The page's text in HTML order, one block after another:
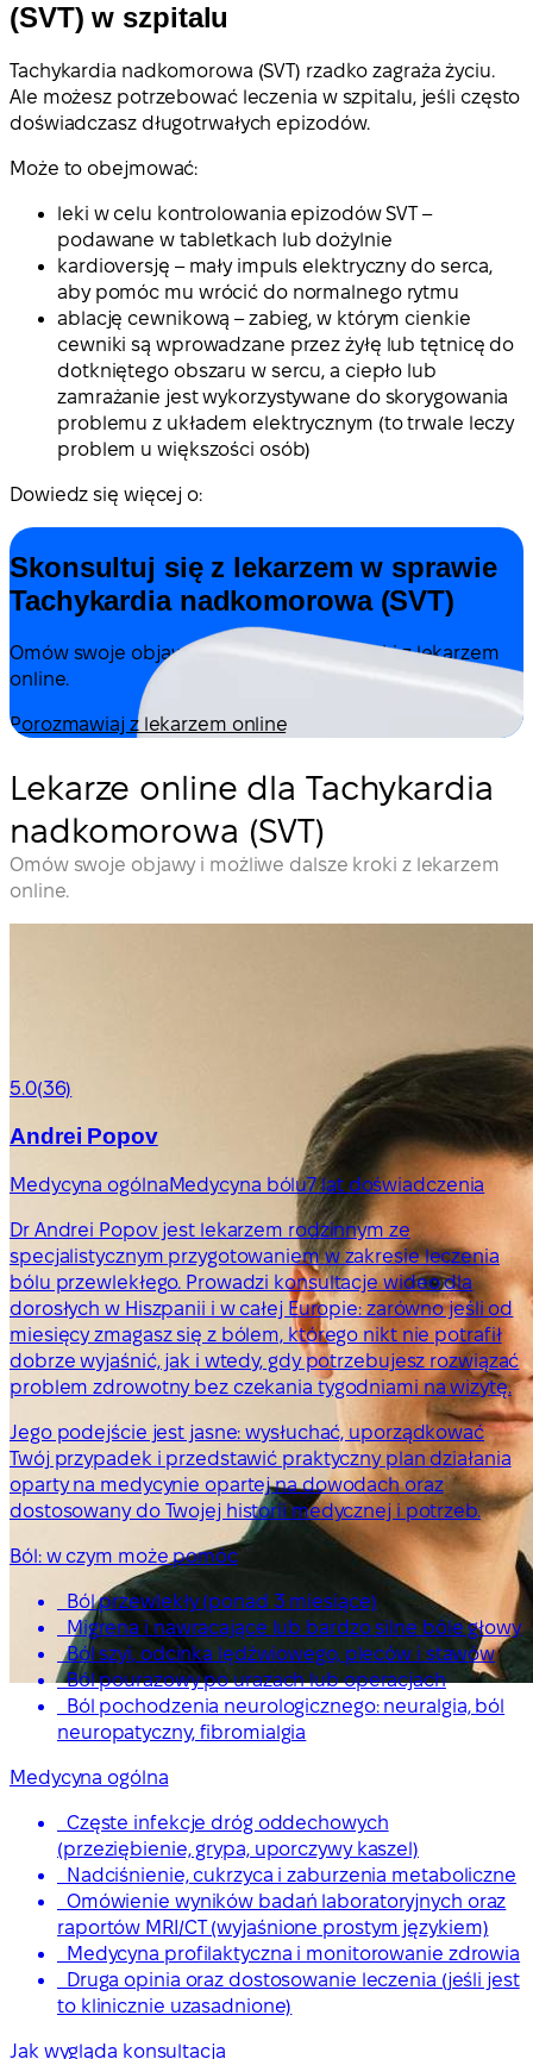
(SVT) w szpitalu
Tachykardia nadkomorowa (SVT) rzadko zagraża życiu.
Ale możesz potrzebować leczenia w szpitalu, jeśli często
doświadczasz długotrwałych epizodów.
Może to obejmować:
leki w celu kontrolowania epizodów SVT –
podawane w tabletkach lub dożylnie
kardioversję – mały impuls elektryczny do serca,
aby pomóc mu wrócić do normalnego rytmu
ablację cewnikową – zabieg, w którym cienkie
cewniki są wprowadzane przez żyłę lub tętnicę do
dotkniętego obszaru w sercu, a ciepło lub
zamrażanie jest wykorzystywane do skorygowania
problemu z układem elektrycznym (to trwale leczy
problem u większości osób)
Dowiedz się więcej o:
Skonsultuj się z lekarzem w sprawie
Tachykardia nadkomorowa (SVT)
Omów swoje objawy i możliwe dalsze kroki z lekarzem
online.
Porozmawiaj z lekarzem online
Lekarze online dla Tachykardia
nadkomorowa (SVT)
Omów swoje objawy i możliwe dalsze kroki z lekarzem
online.
5.0(36)
Andrei Popov
Medycyna ogólnaMedycyna bólu7 lat doświadczenia
Dr Andrei Popov jest lekarzem rodzinnym ze
specjalistycznym przygotowaniem w zakresie leczenia
bólu przewlekłego. Prowadzi konsultacje wideo dla
dorosłych w Hiszpanii i w całej Europie: zarówno jeśli od
miesięcy zmagasz się z bólem, którego nikt nie potrafił
dobrze wyjaśnić, jak i wtedy, gdy potrzebujesz rozwiązać
problem zdrowotny bez czekania tygodniami na wizytę.
Jego podejście jest jasne: wysłuchać, uporządkować
Twój przypadek i przedstawić praktyczny plan działania
oparty na medycynie opartej na dowodach oraz
dostosowany do Twojej historii medycznej i potrzeb.
Ból: w czym może pomóc
Ból przewlekły (ponad 3 miesiące)
Migrena i nawracające lub bardzo silne bóle głowy
Ból szyi, odcinka lędźwiowego, pleców i stawów
Ból pourazowy po urazach lub operacjach
Ból pochodzenia neurologicznego: neuralgia, ból
neuropatyczny, fibromialgia
Medycyna ogólna
Częste infekcje dróg oddechowych
(przeziębienie, grypa, uporczywy kaszel)
Nadciśnienie, cukrzyca i zaburzenia metaboliczne
Omówienie wyników badań laboratoryjnych oraz
raportów MRI/CT (wyjaśnione prostym językiem)
Medycyna profilaktyczna i monitorowanie zdrowia
Druga opinia oraz dostosowanie leczenia (jeśli jest
to klinicznie uzasadnione)
Jak wygląda konsultacja